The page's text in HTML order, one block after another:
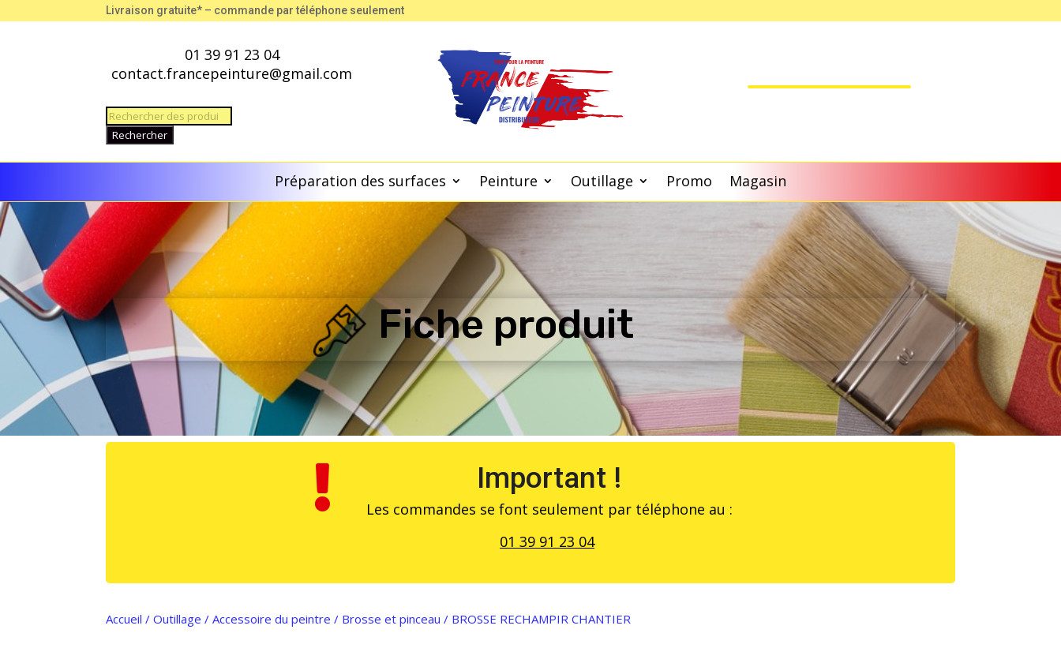
Livraison gratuite* – commande par téléphone seulement
01 39 91 23 04
contact.francepeinture@gmail.com
Recherche
de
Rechercher
Préparation des surfaces Peinture Outillage Promo Magasin
Fiche produit
 Important !
Les commandes se font seulement par téléphone au :
01 39 91 23 04
Accueil /Outillage /Accessoire du peintre / Brosse et pinceau / BROSSE RECHAMPIR CHANTIER